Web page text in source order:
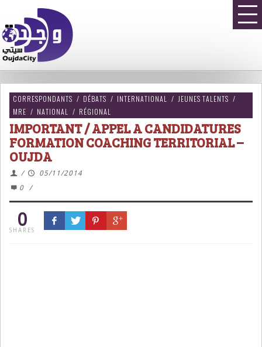
CORRESPONDANTS / DÉBATS / INTERNATIONAL / JEUNES TALENTS /
MRE / NATIONAL / RÉGIONAL
IMPORTANT / APPEL A CANDIDATURES
FORMATION COACHING TERRITORIAL –
OUJDA
/
05/11/2014
0
/
0
SHARES